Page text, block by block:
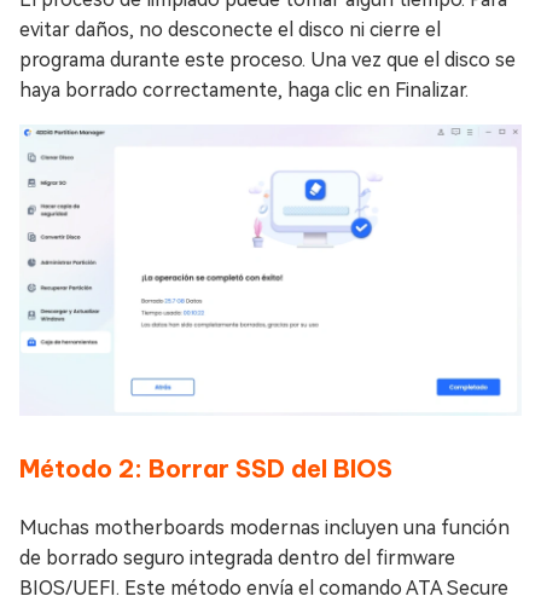
evitar daños, no desconecte el disco ni cierre el
programa durante este proceso. Una vez que el disco se
haya borrado correctamente, haga clic en Finalizar.
Método 2: Borrar SSD del BIOS
Muchas motherboards modernas incluyen una función
de borrado seguro integrada dentro del firmware
BIOS/UEFI. Este método envía el comando ATA Secure